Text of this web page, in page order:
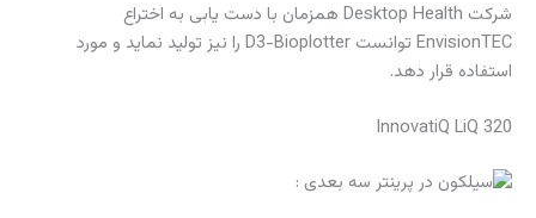
شرکت Desktop Health همزمان با دست یابی به اختراع
EnvisionTEC توانست D3-Bioplotter را نیز تولید نماید و مورد
استفاده قرار دهد.
InnovatiQ LiQ 320